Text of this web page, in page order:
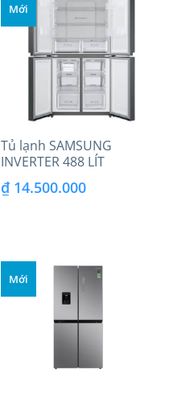
Mới
Tủ lạnh SAMSUNG
INVERTER 488 LÍT
RF48A4000B4/SV
₫14.500.000
Mới